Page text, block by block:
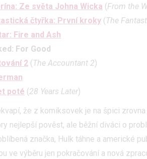
Ze světa Johna Wicka (From the
čtyřka: První kroky (The
Fire and Ash
For Good
2 (The Accountant 2)
poté (28 Years Later)
že z komiksovek je na špici zrovna
nejlepší pověst, ale běžní diváci o
značka, Hulk táhne a americké
ve výběru jen pokračování a nová